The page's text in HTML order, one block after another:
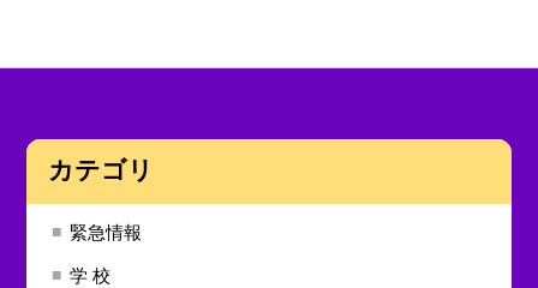
カテゴリ
緊急情報
学 校